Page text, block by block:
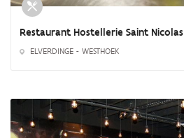
Restaurant Hostellerie Saint Nicolas
ELVERDINGE - WESTHOEK